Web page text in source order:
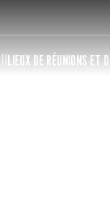
LIEUX DE RÉUNIONS ET